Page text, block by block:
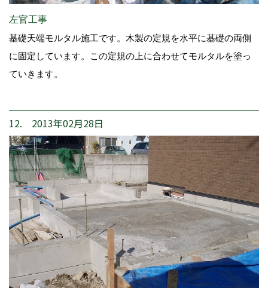
左官工事
基礎天端モルタル施工です。木製の定規を水平に基礎の両側
に固定しています。この定規の上に合わせてモルタルを塗っ
ていきます。
12. 2013年02月28日